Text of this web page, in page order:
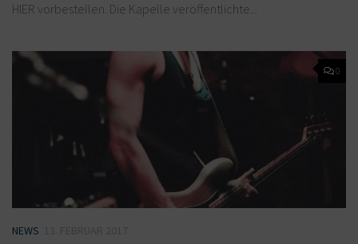
HIER vorbestellen. Die Kapelle veröffentlichte...
0
NEWS